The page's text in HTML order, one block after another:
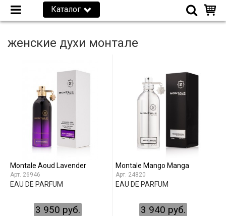
Каталог
женские духи монтале
Montale Aoud Lavender
26946
EAU DE PARFUM
3 950 руб.
Montale Mango Manga
24820
EAU DE PARFUM
3 940 руб.